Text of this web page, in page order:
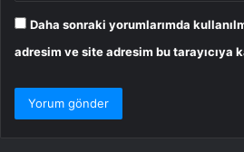
Daha sonraki yorumlarımda
adresim ve site adresim bu tarayıcıya